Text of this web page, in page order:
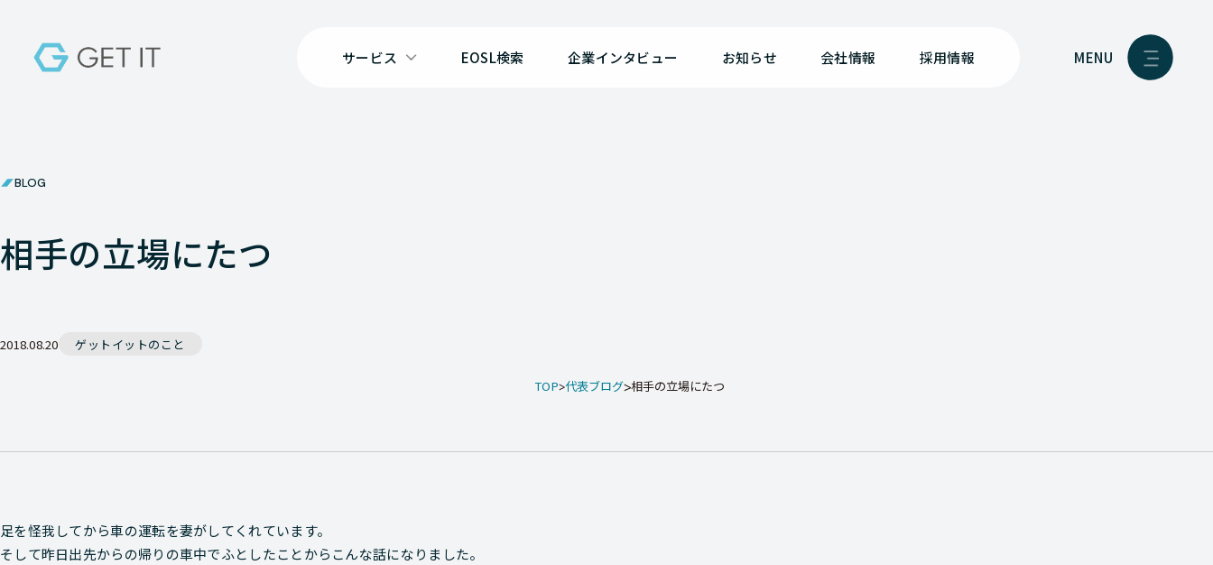
サービス EOSL検索 企業インタビュー お知らせ 会社情報 採用情報 MENU
BLOG
相手の立場にたつ
2018.08.20 ゲットイットのこと
TOP 代表ブログ 相手の立場にたつ
足を怪我してから車の運転を妻がしてくれています。
そして昨日出先からの帰りの車中でふとしたことからこんな話になりました。